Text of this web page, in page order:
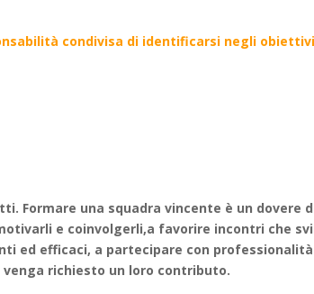
condivisa di identificarsi negli
Formare una squadra vincente è un dovere
e coinvolgerli,a favorire incontri che
ed efficaci, a partecipare con
richiesto un loro contributo.